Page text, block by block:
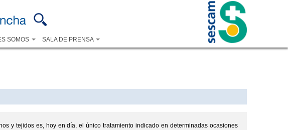
SOMOS SALA DE PRENSA
y tejidos es, hoy en día, el único tratamiento indicado en determinadas ocasiones